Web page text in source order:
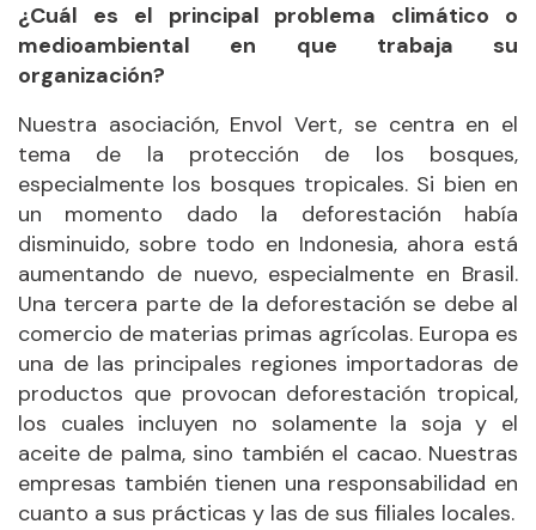
¿Cuál es el principal problema climático o
medioambiental en que trabaja su
organización?
Nuestra asociación, Envol Vert, se centra en el
tema de la protección de los bosques,
especialmente los bosques tropicales. Si bien en
un momento dado la deforestación había
disminuido, sobre todo en Indonesia, ahora está
aumentando de nuevo, especialmente en Brasil.
Una tercera parte de la deforestación se debe al
comercio de materias primas agrícolas. Europa es
una de las principales regiones importadoras de
productos que provocan deforestación tropical,
los cuales incluyen no solamente la soja y el
aceite de palma, sino también el cacao. Nuestras
empresas también tienen una responsabilidad en
cuanto a sus prácticas y las de sus filiales locales.